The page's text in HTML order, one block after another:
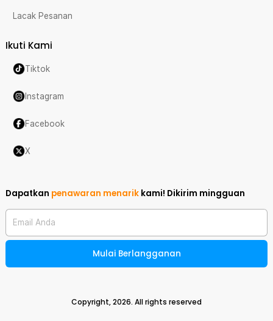
Lacak Pesanan
Ikuti Kami
Tiktok
Instagram
Facebook
X
Dapatkan penawaran menarik kami! Dikirim mingguan
Email Anda
Mulai Berlangganan
Copyright,2026. All rights reserved